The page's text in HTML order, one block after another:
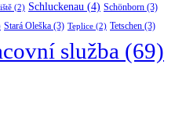
(2) Schluckenau (4) Schönborn (3)
Stará Oleška (3) Teplice (2) Tetschen (3)
služba (69)